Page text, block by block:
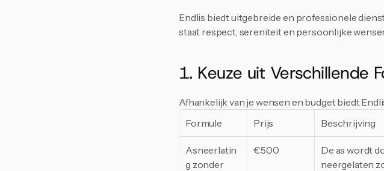
Endlis biedt uitgebreide en professionele
staat respect, sereniteit en persoonlijke
1. Keuze uit Verschillende
Afhankelijk van je wensen en budget biedt
Formule
Prijs Beschrijving
Asneerlatin
g zonder
€500
De as wordt
neergelaten
Blijf
Email